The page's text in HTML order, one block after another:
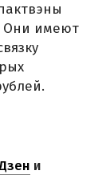
Они имеют
и